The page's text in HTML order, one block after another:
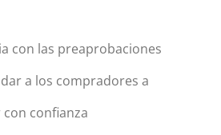
con las preaprobaciones
a los compradores a
confianza